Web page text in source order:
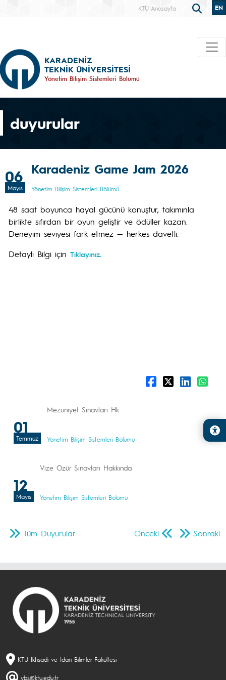
KTÜ Anasayfa EN
KARADENİZ
TEKNİK ÜNİVERSİTESİ
Yönetim Bilişim Sistemleri Bölümü
duyurular
06
Mayıs
Karadeniz Game Jam 2026
Yönetim Bilişim Sistemleri Bölümü
48 saat boyunca hayal gücünü konuştur, takımınla
birlikte sıfırdan bir oyun geliştir ve ödüller kazan.
Deneyim seviyesi fark etmez — herkes davetli.
Detaylı Bilgi için Tıklayınız.
01
Temmuz
Mezuniyet Sınavları Hk
Yönetim Bilişim Sistemleri Bölümü
12
Mayıs
Vize Özür Sınavları Hakkında
Yönetim Bilişim Sistemleri Bölümü
Önceki Sonraki
Tüm Duyurular
KTÜ İktisadi ve İdari Bilimler Fakültesi
ybs@ktu.edu.tr